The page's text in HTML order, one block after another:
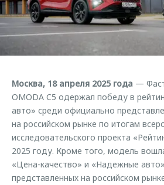
Страхование
Кредитный калькулятор
Оригинальные аксессуары
Запчасти
Трейд-ин
Калькулятор трейд-ин
Клиентская поддержка
O&J Автоклуб
Клуб владельцев OMODA
Аксессуары
Одежда и сувениры
Оригинальные аксессуары
Запчасти
Обратная связь
Москва, 18 апреля 2025 года —
OMODA C5 одержал победу в
авто» среди официально
на российском рынке по итогам
исследовательского проекта
2025 году. Кроме того, модель
«Цена-качество» и «Надежные
представленных на российском